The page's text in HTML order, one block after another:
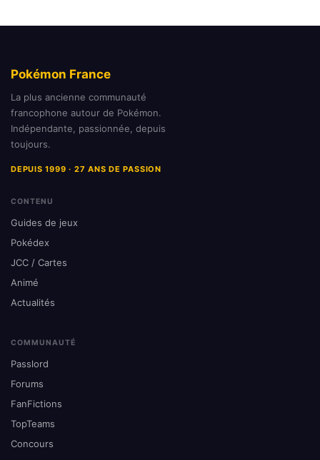
Pokémon France
La plus ancienne communauté
francophone autour de Pokémon.
Indépendante, passionnée, depuis
toujours.
DEPUIS 1999 · 27 ANS DE PASSION
CONTENU
Guides de jeux
Pokédex
JCC / Cartes
Animé
Actualités
COMMUNAUTÉ
Passlord
Forums
FanFictions
TopTeams
Concours